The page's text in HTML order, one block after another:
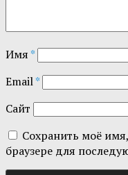
Имя*
Email*
Сайт
Сохранить моё
браузере для